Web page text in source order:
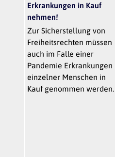
Erkrankungen in Kauf
nehmen!
Zur Sicherstellung von
Freiheitsrechten müssen
auch im Falle einer
Pandemie Erkrankungen
einzelner Menschen in
Kauf genommen werden.